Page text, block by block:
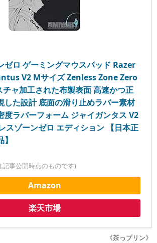
ゼロ ゲーミングマウスパッド Razer
V2 Mサイズ Zenless Zone Zero
ャ加工された布製表面 高速かつ正
した設計 底面の滑り止めラバー素材
度ラバーフォーム ジャイガンタス V2
スゾーンゼロ エディション 【日本正
事公開時点のものです)
Amazon
楽天市場
《茶っプリン》